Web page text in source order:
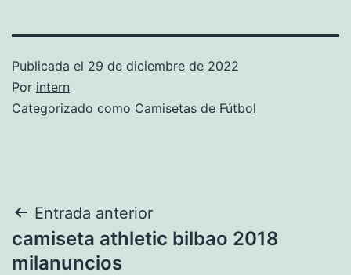
Publicada el 29 de diciembre de 2022
Por intern
Categorizado como Camisetas de Fútbol
Navegación
de
Entrada anterior
camiseta athletic bilbao 2018
milanuncios